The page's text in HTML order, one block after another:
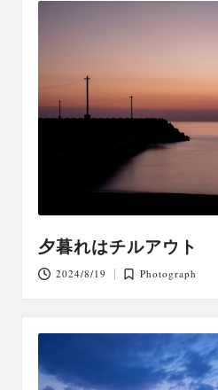
夕暮れはチルアウト
2024/8/19
Posted
Photograph